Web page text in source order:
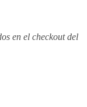
en el checkout del